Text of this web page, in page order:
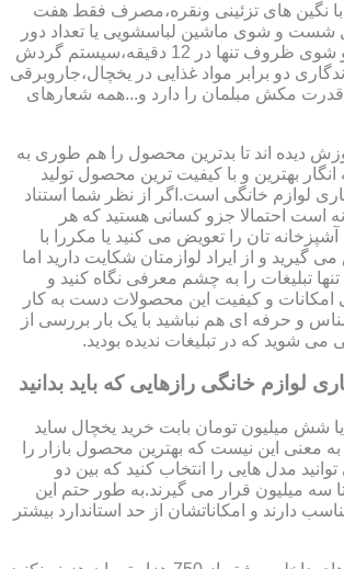
نگین های تزئینی ونقره،مصرف فقط هفت
شست و شوی ماشین لباسشویی یا تعداد دور
دیگ درونی،شست و شوی ظروف تنها در 12 دقیقه،سیستم گردش
دو برابر مواد غذایی در یخچال،جاروبرقی
مکش مبلمان را دارد و...همه شعارهای
دیده اند تا بدترین محصول را هم طوری به
بهترین و با کیفیت ترین محصول تولید
لوازم خانگی است.اگر از نظر شما استناد
است احتمالا جزو کسانی هستید که هر
تان را تعویض می کنید یا مکررا با
گیرید و از ایراد لوازمتان شکایت دارید اما
تبلیغات را به چشم معرفی نگاه کنید و
امکانات و کیفیت این محصولات دست به کار
و حرفه ای هم نباشید با یک بار بررسی از
می شوید که در تبلیغات ندیده بودید.
لوازم خانگی رازهایی که باید بدانید
یا شش میلیون تومان بابت خرید یخچال ساید
به معنی این نیست که بهترین محصول بازار را
مدل هایی را انتخاب کنید که بین دو
و 500 هزار تا سه میلیون قرار می گیرند.به طور حتم این
دارند و امکاناتشان از حد استاندارد بیشتر